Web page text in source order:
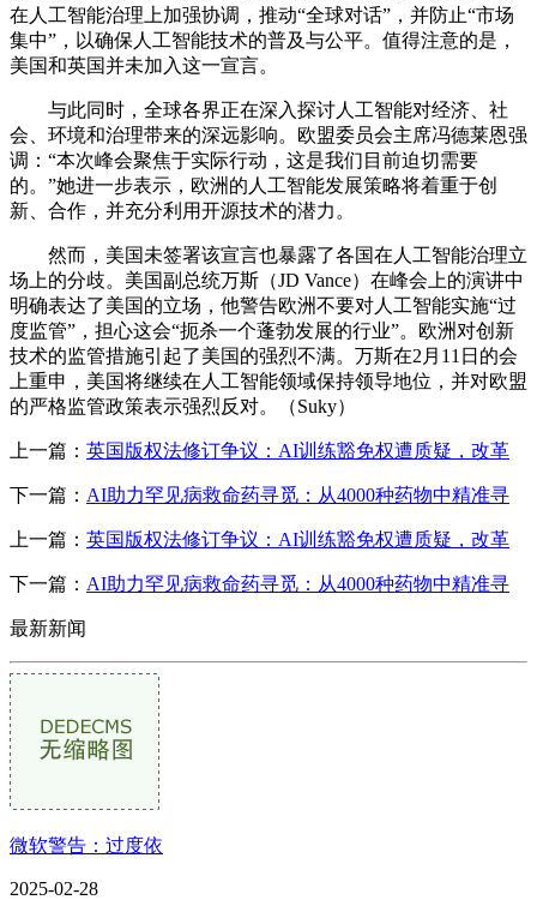
在人工智能治理上加强协调，推动“全球对话”，并防止“市场
集中”，以确保人工智能技术的普及与公平。值得注意的是，
美国和英国并未加入这一宣言。
与此同时，全球各界正在深入探讨人工智能对经济、社
会、环境和治理带来的深远影响。欧盟委员会主席冯德莱恩强
调：“本次峰会聚焦于实际行动，这是我们目前迫切需要
的。”她进一步表示，欧洲的人工智能发展策略将着重于创
新、合作，并充分利用开源技术的潜力。
然而，美国未签署该宣言也暴露了各国在人工智能治理立
场上的分歧。美国副总统万斯（JD Vance）在峰会上的演讲中
明确表达了美国的立场，他警告欧洲不要对人工智能实施“过
度监管”，担心这会“扼杀一个蓬勃发展的行业”。欧洲对创新
技术的监管措施引起了美国的强烈不满。万斯在2月11日的会
上重申，美国将继续在人工智能领域保持领导地位，并对欧盟
的严格监管政策表示强烈反对。（Suky）
上一篇： 英国版权法修订争议：AI训练豁免权遭质疑，改革
下一篇： AI助力罕见病救命药寻觅：从4000种药物中精准寻
上一篇： 英国版权法修订争议：AI训练豁免权遭质疑，改革
下一篇： AI助力罕见病救命药寻觅：从4000种药物中精准寻
最新新闻
微软警告：过度依
2025-02-28